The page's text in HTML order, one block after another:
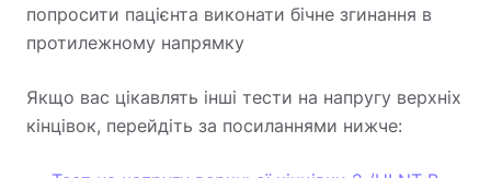
попросити пацієнта виконати бічне згинання в
протилежному напрямку
Якщо вас цікавлять інші тести на напругу верхніх
кінцівок, перейдіть за посиланнями нижче: